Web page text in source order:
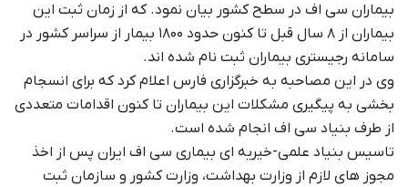
بیماران سی اف در سطح کشور بیان نمود. که از زمان ثبت این
بیماران از ۸ سال قبل تا کنون حدود ۱۸۰۰ بیمار از سراسر کشور در
سامانه رجیستری بیماران ثبت نام شده اند.
وی در این مصاحبه به خبرگزاری فارس اعلام کرد که برای انسجام
بخشی به پیگیری مشکلات این بیماران تا کنون اقدامات متعددی
از طرف بنیاد سی اف انجام شده است.
تاسیس بنیاد علمی-خیریه ای بیماری سی اف ایران پس از اخذ
مجوز های لازم از وزارت بهداشت، وزارت کشور و سازمان ثبت